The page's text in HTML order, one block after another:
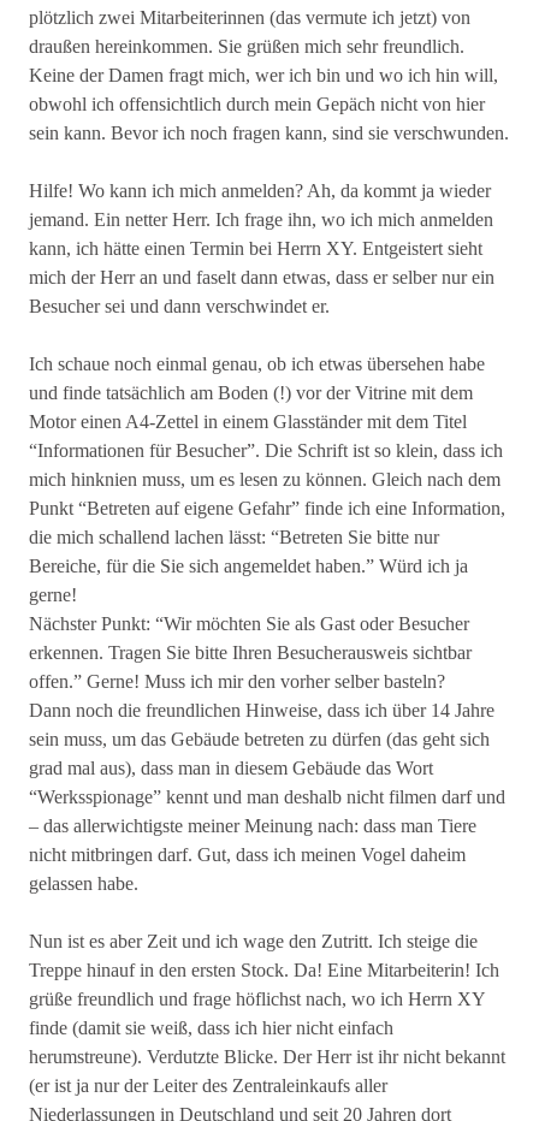
plötzlich zwei Mitarbeiterinnen (das vermute ich jetzt) von
draußen hereinkommen. Sie grüßen mich sehr freundlich.
Keine der Damen fragt mich, wer ich bin und wo ich hin will,
obwohl ich offensichtlich durch mein Gepäch nicht von hier
sein kann. Bevor ich noch fragen kann, sind sie verschwunden.
Hilfe! Wo kann ich mich anmelden? Ah, da kommt ja wieder
jemand. Ein netter Herr. Ich frage ihn, wo ich mich anmelden
kann, ich hätte einen Termin bei Herrn XY. Entgeistert sieht
mich der Herr an und faselt dann etwas, dass er selber nur ein
Besucher sei und dann verschwindet er.
Ich schaue noch einmal genau, ob ich etwas übersehen habe
und finde tatsächlich am Boden (!) vor der Vitrine mit dem
Motor einen A4-Zettel in einem Glasständer mit dem Titel
“Informationen für Besucher”. Die Schrift ist so klein, dass ich
mich hinknien muss, um es lesen zu können. Gleich nach dem
Punkt “Betreten auf eigene Gefahr” finde ich eine Information,
die mich schallend lachen lässt: “Betreten Sie bitte nur
Bereiche, für die Sie sich angemeldet haben.” Würd ich ja
gerne!
Nächster Punkt: “Wir möchten Sie als Gast oder Besucher
erkennen. Tragen Sie bitte Ihren Besucherausweis sichtbar
offen.” Gerne! Muss ich mir den vorher selber basteln?
Dann noch die freundlichen Hinweise, dass ich über 14 Jahre
sein muss, um das Gebäude betreten zu dürfen (das geht sich
grad mal aus), dass man in diesem Gebäude das Wort
“Werksspionage” kennt und man deshalb nicht filmen darf und
– das allerwichtigste meiner Meinung nach: dass man Tiere
nicht mitbringen darf. Gut, dass ich meinen Vogel daheim
gelassen habe.
Nun ist es aber Zeit und ich wage den Zutritt. Ich steige die
Treppe hinauf in den ersten Stock. Da! Eine Mitarbeiterin! Ich
grüße freundlich und frage höflichst nach, wo ich Herrn XY
finde (damit sie weiß, dass ich hier nicht einfach
herumstreune). Verdutzte Blicke. Der Herr ist ihr nicht bekannt
(er ist ja nur der Leiter des Zentraleinkaufs aller
Niederlassungen in Deutschland und seit 20 Jahren dort